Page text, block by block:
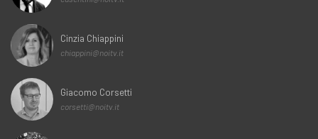
Cinzia Chiappini
chiappini@noitv.it
Giacomo Corsetti
corsetti@noitv.it